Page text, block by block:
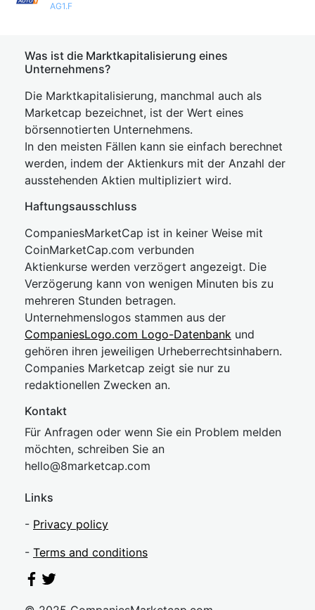
AG1.F
Was ist die Marktkapitalisierung eines
Unternehmens?
Die Marktkapitalisierung, manchmal auch als
Marketcap bezeichnet, ist der Wert eines
börsennotierten Unternehmens.
In den meisten Fällen kann sie einfach berechnet
werden, indem der Aktienkurs mit der Anzahl der
ausstehenden Aktien multipliziert wird.
Haftungsausschluss
CompaniesMarketCap ist in keiner Weise mit
CoinMarketCap.com verbunden
Aktienkurse werden verzögert angezeigt. Die
Verzögerung kann von wenigen Minuten bis zu
mehreren Stunden betragen.
Unternehmenslogos stammen aus der
CompaniesLogo.com Logo-Datenbank und
gehören ihren jeweiligen Urheberrechtsinhabern.
Companies Marketcap zeigt sie nur zu
redaktionellen Zwecken an.
Kontakt
Für Anfragen oder wenn Sie ein Problem melden
möchten, schreiben Sie an
hello@8marketcap.com
Links
- Privacy policy
- Terms and conditions